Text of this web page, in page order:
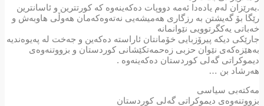
.به‌رێزان له‌م یاده‌دا ئه‌مه‌ دووپات ده‌كه‌ینه‌وه‌ كه‌ كورتترین و ئاسانترین
رێگا بۆ گه‌یشتن به‌ رزگاری هه‌میشه‌یی نه‌ته‌وه‌كه‌مان هه‌وڵی هاوبه‌ش و
خه‌باتی یه‌كگرتوویی نێوانمانه‌
جارێكی دیكه‌ پیرۆزبایی خۆمانتان ئاراسته‌ ده‌كه‌ین و جه‌خت له‌ په‌یوه‌ندیه‌
به‌هێزه‌كه‌ی نێوان حزبی زه‌حمه‌تكێشانی كوردستان و بزووتنه‌وه‌ی
دیموكراتی گه‌لی كوردستان ده‌كه‌ینه‌وه‌ .
هه‌رشاد بن …
مه‌كته‌بی سیاسی
بزووتنه‌وه‌ی دیموكراتی گه‌لی كوردستان